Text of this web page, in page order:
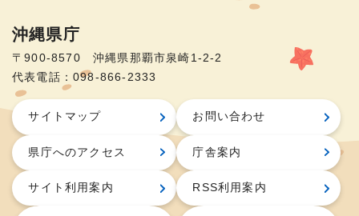
沖縄県庁
〒900-8570 沖縄県那覇市泉崎1-2-2
代表電話：098-866-2333
サイトマップ お問い合わせ
県庁へのアクセス 庁舎案内
サイト利用案内 RSS利用案内